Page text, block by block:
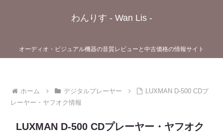
わんりす - Wan Lis -
オーディオ・ビジュアル機器の音質レビューと中古価格の情報サイト
ホーム デジタルプレーヤー
LUXMAN D-500 CDプ
レーヤー・ヤフオク情報
LUXMAN D-500 CDプレーヤー・ヤフオク